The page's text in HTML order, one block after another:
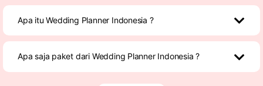
Apa itu Wedding Planner Indonesia ?
Apa saja paket dari Wedding Planner Indonesia ?